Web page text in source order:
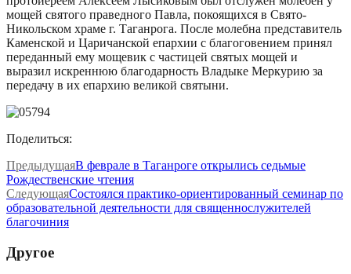
мощей святого праведного Павла, покоящихся в Свято-
Никольском храме г. Таганрога. После молебна представитель
Каменской и Царичанской епархии с благоговением принял
переданный ему мощевик с частицей святых мощей и
выразил искреннюю благодарность Владыке Меркурию за
передачу в их епархию великой святыни.
Поделиться:
ПредыдущаяВ феврале в Таганроге открылись седьмые
Рождественские чтения
СледующаяСостоялся практико-ориентированный семинар по
образовательной деятельности для священнослужителей
благочиния
Другое